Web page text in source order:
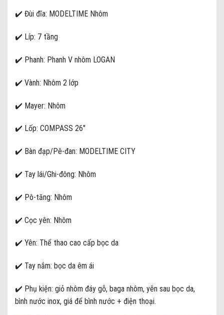
✔️ Đùi đĩa: MODELTIME Nhôm
✔️ Líp: 7 tầng
✔️ Phanh: Phanh V nhôm LOGAN
✔️ Vành: Nhôm 2 lớp
✔️ Mayer: Nhôm
✔️ Lốp: COMPASS 26″
✔️ Bàn đạp/Pê-đan: MODELTIME CITY
✔️ Tay lái/Ghi-đông: Nhôm
✔️ Pô-tăng: Nhôm
✔️ Cọc yên: Nhôm
✔️ Yên: Thể thao cao cấp bọc da
✔️ Tay nắm: bọc da êm ái
✔️ Phụ kiện: giỏ nhôm đáy gỗ, baga nhôm, yên sau bọc da,
bình nước inox, giá để bình nước + điện thoại.